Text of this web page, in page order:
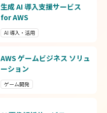
生成 AI 導入支援サービス
for AWS
AI 導入・活用
AWS ゲームビジネス ソリュ
ーション
ゲーム開発